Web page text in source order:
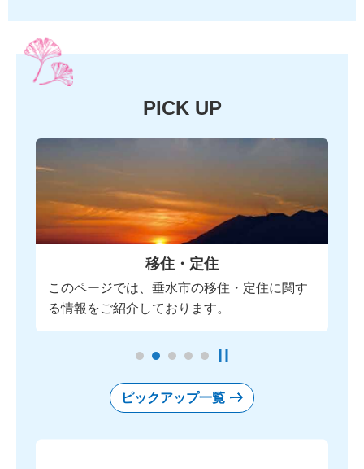
PICK UP
移住・定住
このページでは、垂水市の移住・定住に関す
る情報をご紹介しております。
ピックアップ一覧